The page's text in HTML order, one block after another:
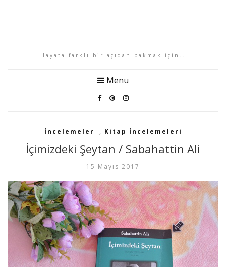
Hayata farklı bir açıdan bakmak için…
Menu
İncelemeler , Kitap İncelemeleri
İçimizdeki Şeytan / Sabahattin Ali
15 Mayıs 2017